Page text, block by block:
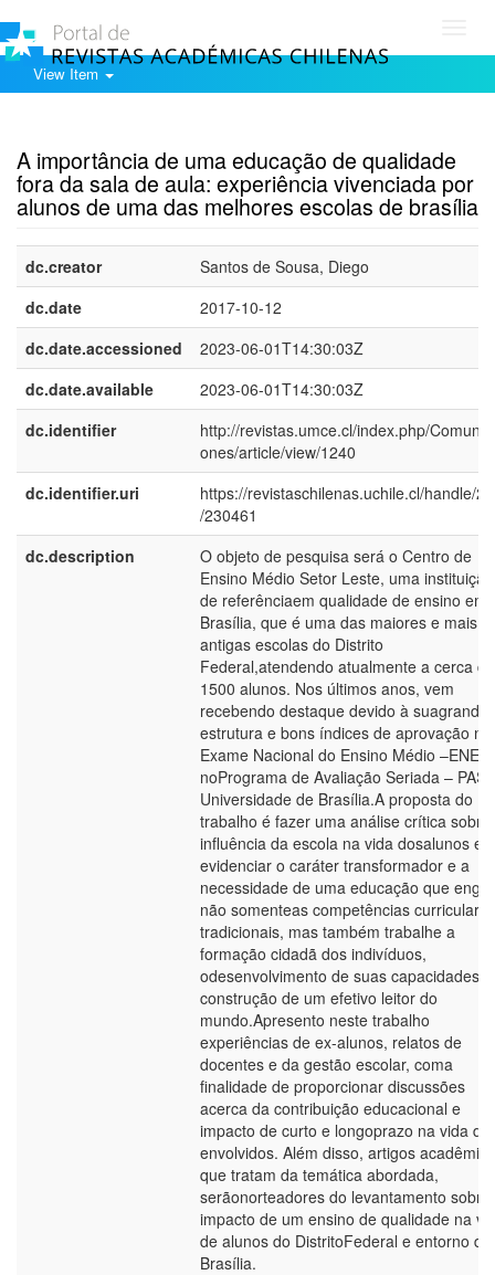
View Item
A importância de uma educação de qualidade
fora da sala de aula: experiência vivenciada por
alunos de uma das melhores escolas de brasília
dc.creator
Santos de Sousa, Diego
dc.date
2017-10-12
dc.date.accessioned
2023-06-01T14:30:03Z
dc.date.available
2023-06-01T14:30:03Z
dc.identifier
http://revistas.umce.cl/index.php/
ones/article/view/1240
dc.identifier.uri
https://revistaschilenas.uchile.cl/handle/
/230461
dc.description
O objeto de pesquisa será o Centro de
Ensino Médio Setor Leste, uma instituição
de referênciaem qualidade de ensino em
Brasília, que é uma das maiores e mais
antigas escolas do Distrito
Federal,atendendo atualmente a cerca de
1500 alunos. Nos últimos anos, vem
recebendo destaque devido à suagrande
estrutura e bons índices de aprovação no
Exame Nacional do Ensino Médio
noPrograma de Avaliação Seriada – PAS,
Universidade de Brasília.A proposta do
trabalho é fazer uma análise crítica sobre
influência da escola na vida dosalunos e
evidenciar o caráter transformador e a
necessidade de uma educação que
não somenteas competências curriculares
tradicionais, mas também trabalhe a
formação cidadã dos indivíduos,
odesenvolvimento de suas capacidades
construção de um efetivo leitor do
mundo.Apresento neste trabalho
experiências de ex-alunos, relatos de
docentes e da gestão escolar, coma
finalidade de proporcionar discussões
acerca da contribuição educacional e
impacto de curto e longoprazo na vida
envolvidos. Além disso, artigos
que tratam da temática abordada,
serãonorteadores do levantamento sobre
impacto de um ensino de qualidade na
de alunos do DistritoFederal e entorno de
Brasília.